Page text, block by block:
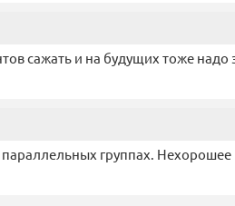
сажать и на будущих тоже надо
параллельных группах.